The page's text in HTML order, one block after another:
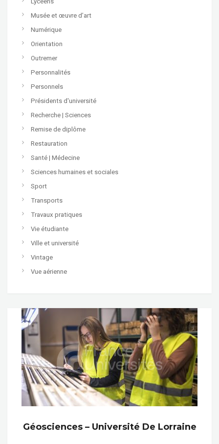
Musée et œuvre d’art
Numérique
Orientation
Outremer
Personnalités
Personnels
Présidents d'université
Recherche | Sciences
Remise de diplôme
Restauration
Santé | Médecine
Sciences humaines et sociales
Sport
Transports
Travaux pratiques
Vie étudiante
Ville et université
Vintage
Vue aérienne
Géosciences – Université De Lorraine